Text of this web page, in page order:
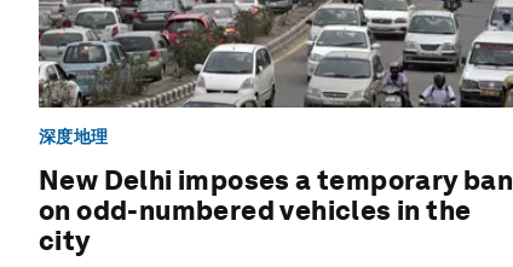
深度地理
New Delhi imposes a temporary ban
on odd-numbered vehicles in the
city